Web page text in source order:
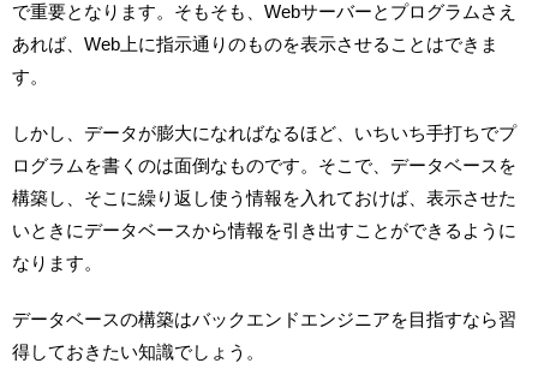
で重要となります。そもそも、Webサーバーとプログラムさえ
あれば、Web上に指示通りのものを表示させることはできま
す。
しかし、データが膨大になればなるほど、いちいち手打ちでプ
ログラムを書くのは面倒なものです。そこで、データベースを
構築し、そこに繰り返し使う情報を入れておけば、表示させた
いときにデータベースから情報を引き出すことができるように
なります。
データベースの構築はバックエンドエンジニアを目指すなら習
得しておきたい知識でしょう。